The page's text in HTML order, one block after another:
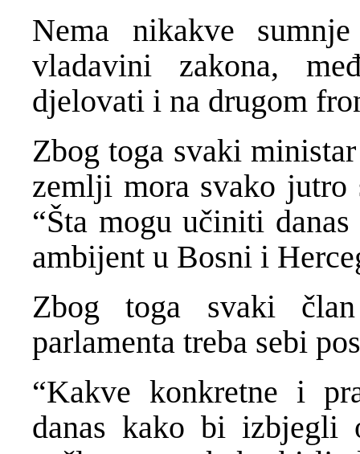
Nema nikakve
vladavini zakona,
djelovati i na drugom
Zbog toga svaki
zemlji mora svako jutro
“Šta mogu učiniti
ambijent u Bosni i
Zbog toga svaki
parlamenta treba sebi
“Kakve konkretne i
danas kako bi